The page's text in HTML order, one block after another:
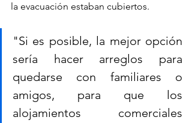
la evacuación estaban cubiertos.
"Si es posible, la mejor opción
sería hacer arreglos para
quedarse con familiares o
amigos, para que los
alojamientos comerciales